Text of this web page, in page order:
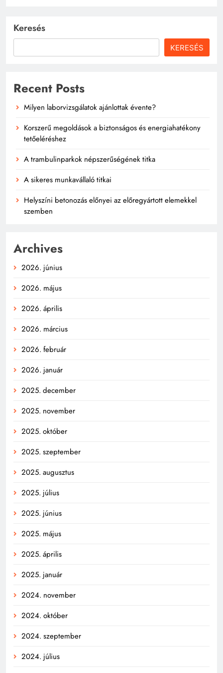
Keresés
KERESÉS
Recent Posts
Milyen laborvizsgálatok ajánlottak évente?
Korszerű megoldások a biztonságos és energiahatékony
tetőeléréshez
A trambulinparkok népszerűségének titka
A sikeres munkavállaló titkai
Helyszíni betonozás előnyei az előregyártott elemekkel
szemben
Archives
2026. június
2026. május
2026. április
2026. március
2026. február
2026. január
2025. december
2025. november
2025. október
2025. szeptember
2025. augusztus
2025. július
2025. június
2025. május
2025. április
2025. január
2024. november
2024. október
2024. szeptember
2024. július